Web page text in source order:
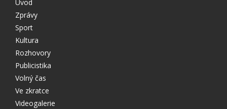
Úvod
Zprávy
Sport
Kultura
Rozhovory
Publicistika
Volný čas
Ve zkratce
Videogalerie